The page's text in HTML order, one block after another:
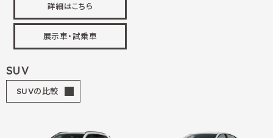
詳細はこちら
展示車・試乗車
SUV
SUVの比較